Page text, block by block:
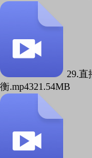
29.
衡.mp4321.54MB